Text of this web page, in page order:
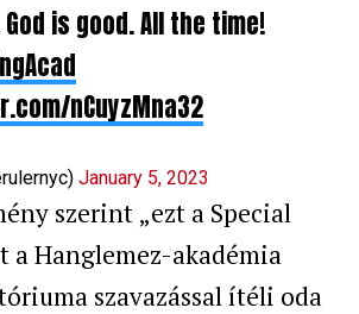
is good. All the time!
nCuyzMna32
January 5, 2023
szerint „ezt a Special
a Hanglemez-akadémia
szavazással ítéli oda